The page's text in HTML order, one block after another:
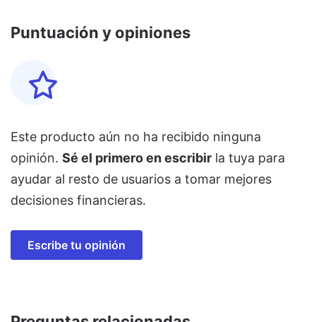
Puntuación y opiniones
Este producto aún no ha recibido ninguna
opinión. Sé el primero en escribir la tuya para
ayudar al resto de usuarios a tomar mejores
decisiones financieras.
Escribe tu opinión